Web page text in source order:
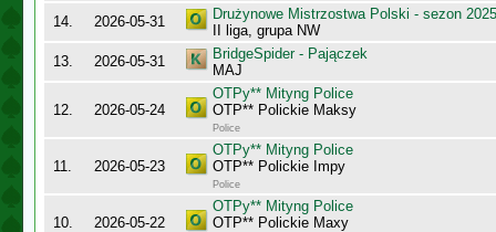
14.
2026-05-31
Drużynowe Mistrzostwa Polski - sezon
II liga, grupa NW
13.
2026-05-31
BridgeSpider - Pajączek
MAJ
12. 2026-05-24
OTPy** Mityng Police
OTP** Polickie Maksy
Police
11. 2026-05-23
OTPy** Mityng Police
OTP** Polickie Impy
Police
10. 2026-05-22
OTPy** Mityng Police
OTP** Polickie Maxy